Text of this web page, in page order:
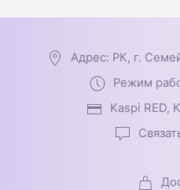
Адрес: РК, г.
Режим
Kaspi RED,